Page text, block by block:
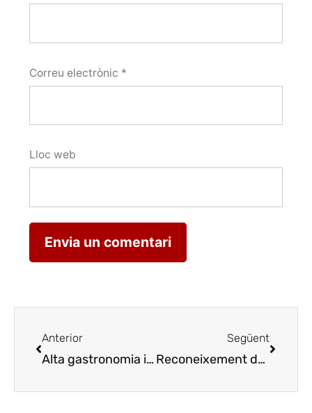
Correu electrònic *
Lloc web
Anterior
Alta gastronomia i producte km0 a Lagravera Fest
Següent
Reconeixement de “El Menjador” als membres de Cuina Amiga